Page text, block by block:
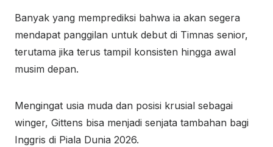
Banyak yang memprediksi bahwa ia akan segera
mendapat panggilan untuk debut di Timnas senior,
terutama jika terus tampil konsisten hingga awal
musim depan.
Mengingat usia muda dan posisi krusial sebagai
winger, Gittens bisa menjadi senjata tambahan bagi
Inggris di Piala Dunia 2026.